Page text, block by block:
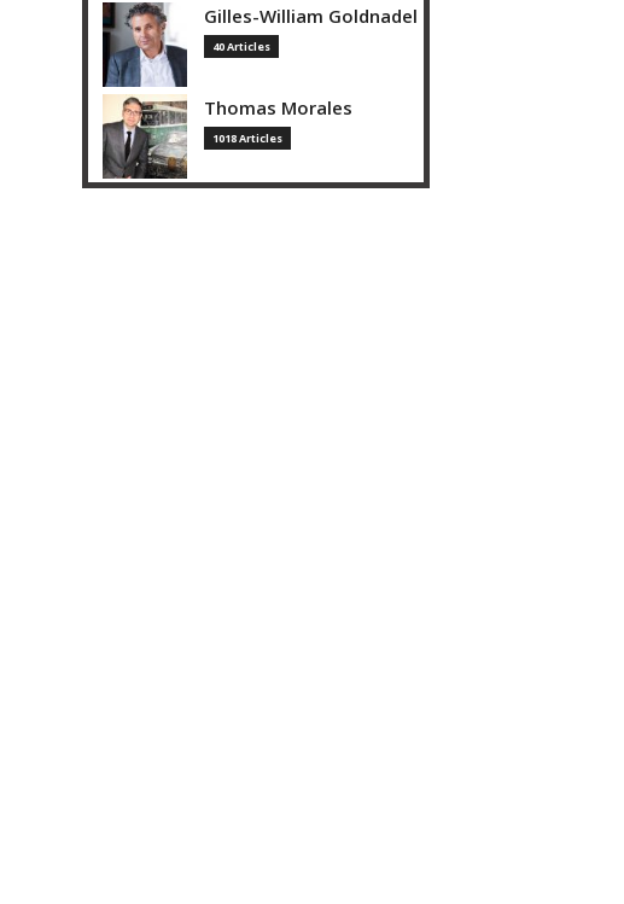
Gilles-William Goldnadel
40 Articles
Thomas Morales
1018 Articles